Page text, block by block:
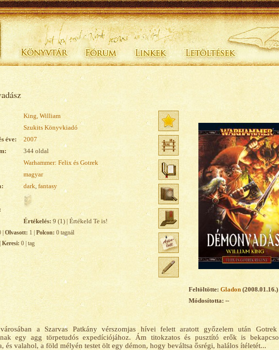
Feltöltötte: Gladon(2008.01.16.)
Módosította: --
King, William
Szukits Könyvkiadó
éve:
2007
344 oldal
Warhammer: Felix és Gotrek
magyar
dark, fantasy
Értékelés: 9 (1) | Értékeld Te is!
| Olvasott: 1 | Polcon: 0 tagnál
Keresi: 0 | tag
a Szarvas Patkány vérszomjas hívei felett aratott győzelem után
egy agg törpetudós expedíciójához. Ám titokzatos és pusztító erők is
és valahol, a föld mélyén testet ölt egy démon, hogy beváltsa ősrégi, halálos ítéletét...